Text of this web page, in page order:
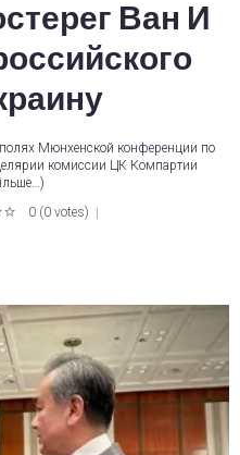
Ван И
Мюнхенской конференции по
комиссии ЦК Компартии
0 (0 votes)